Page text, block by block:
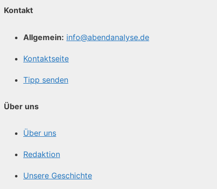
Kontakt
Allgemein: info@abendanalyse.de
Kontaktseite
Tipp senden
Über uns
Über uns
Redaktion
Unsere Geschichte